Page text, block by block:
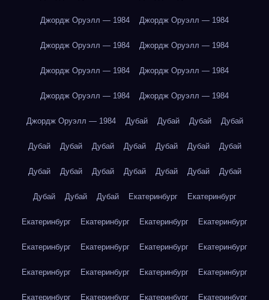
Джордж Оруэлл — 1984 Джордж Оруэлл — 1984
Джордж Оруэлл — 1984 Джордж Оруэлл — 1984
Джордж Оруэлл — 1984 Джордж Оруэлл — 1984
Джордж Оруэлл — 1984 Джордж Оруэлл — 1984
Джордж Оруэлл — 1984 Дубай Дубай Дубай Дубай
Дубай Дубай Дубай Дубай Дубай Дубай Дубай
Дубай Дубай Дубай Дубай Дубай Дубай Дубай
Дубай Дубай Дубай Екатеринбург Екатеринбург
Екатеринбург Екатеринбург Екатеринбург Екатеринбург
Екатеринбург Екатеринбург Екатеринбург Екатеринбург
Екатеринбург Екатеринбург Екатеринбург Екатеринбург
Екатеринбург Екатеринбург Екатеринбург Екатеринбург